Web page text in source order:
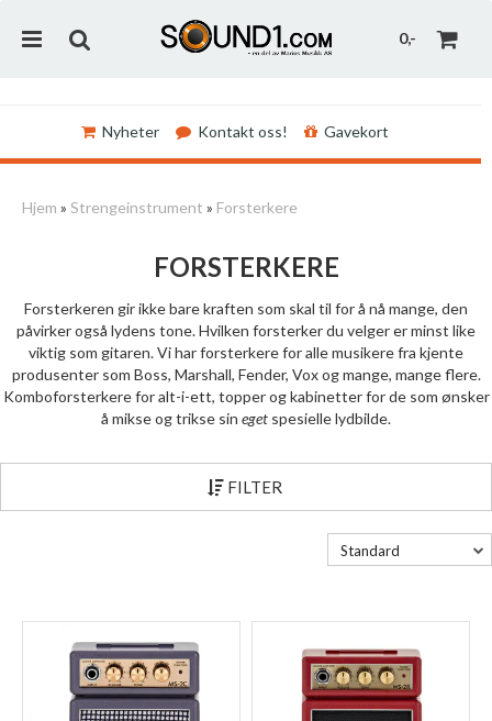
0,-
Nyheter Kontakt oss! Gavekort
Hjem » Strengeinstrument » Forsterkere
FORSTERKERE
Forsterkeren gir ikke bare kraften som skal til for å nå mange, den
påvirker også lydens tone. Hvilken forsterker du velger er minst like
viktig som gitaren. Vi har forsterkere for alle musikere fra kjente
produsenter som Boss, Marshall, Fender, Vox og mange, mange flere.
Komboforsterkere for alt-i-ett, topper og kabinetter for de som ønsker
å mikse og trikse sin eget spesielle lydbilde.
FILTER
Standard